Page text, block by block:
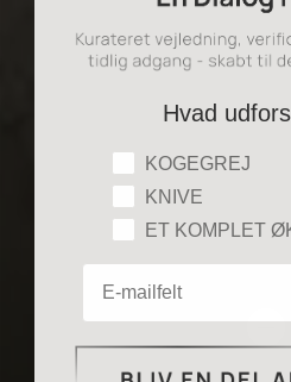
Hvad
Hvad udforsker
KOGEGREJ
KNIVE
ET KOMPLET
Email